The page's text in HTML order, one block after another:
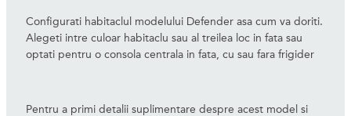
Configurati habitaclul modelului Defender asa cum va doriti.
Alegeti intre culoar habitaclu sau al treilea loc in fata sau
optati pentru o consola centrala in fata, cu sau fara frigider
Pentru a primi detalii suplimentare despre acest model si